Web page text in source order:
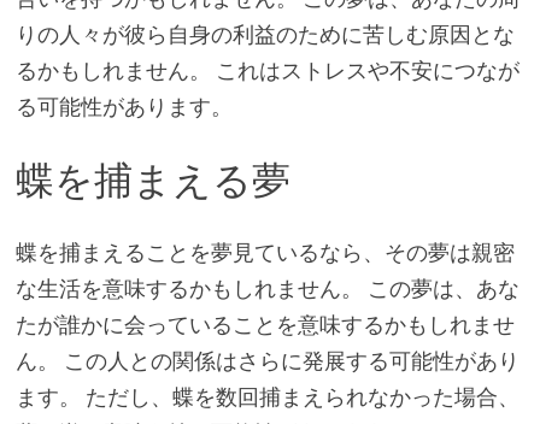
りの人々が彼ら自身の利益のために苦しむ原因とな
るかもしれません。 これはストレスや不安につなが
る可能性があります。
蝶を捕まえる夢
蝶を捕まえることを夢見ているなら、その夢は親密
な生活を意味するかもしれません。 この夢は、あな
たが誰かに会っていることを意味するかもしれませ
ん。 この人との関係はさらに発展する可能性があり
ます。 ただし、蝶を数回捕まえられなかった場合、